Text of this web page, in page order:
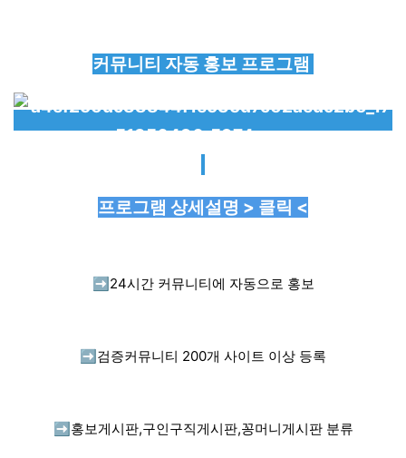
커뮤니티 자동 홍보 프로그램
프로그램 상세설명 > 클릭 <
➡️ 24시간 커뮤니티에 자동으로 홍보
➡️ 검증커뮤니티 200개 사이트 이상 등록
➡️ 홍보게시판,구인구직게시판,꽁머니게시판 분류